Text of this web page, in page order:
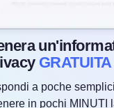
GRATUITA
a poche
in pochi MINUTI